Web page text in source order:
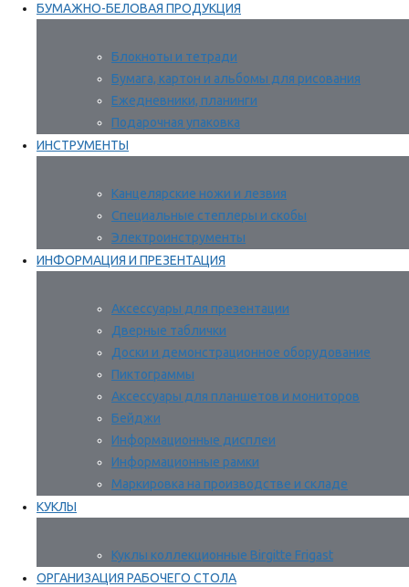
БУМАЖНО-БЕЛОВАЯ ПРОДУКЦИЯ
Блокноты и тетради
Бумага, картон и альбомы для рисования
Ежедневники, планинги
Подарочная упаковка
ИНСТРУМЕНТЫ
Канцелярские ножи и лезвия
Специальные степлеры и скобы
Электроинструменты
ИНФОРМАЦИЯ И ПРЕЗЕНТАЦИЯ
Аксессуары для презентации
Дверные таблички
Доски и демонстрационное оборудование
Пиктограммы
Аксессуары для планшетов и мониторов
Бейджи
Информационные дисплеи
Информационные рамки
Маркировка на производстве и складе
КУКЛЫ
Куклы коллекционные Birgitte Frigast
ОРГАНИЗАЦИЯ РАБОЧЕГО СТОЛА